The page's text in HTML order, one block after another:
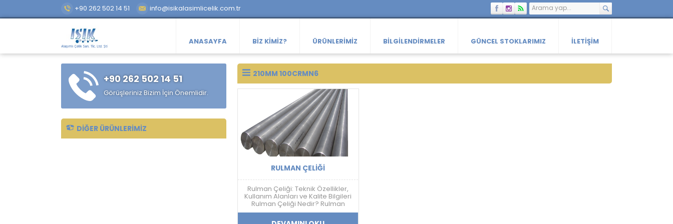
+90 262 502 14 51 info@isikalasimlicelik.com.tr
ANASAYFA BIZ KIMIZ? ÜRÜNLERIMIZ BILGILENDIRMELER GÜNCEL STOKLARIMIZ İLETIŞIM
210MM 100CRMN6
RULMAN ÇELIĞI
Rulman Çeliği: Teknik Özellikler,
Kullanım Alanları ve Kalite Bilgileri
Rulman Çeliği Nedir? Rulman
çeliği; yüksek sertlik, aşınma
dayanımı, yorulma direnci ve
+90 262 502 14 51
Görüşleriniz Bizim İçin Önemlidir.
DIĞER ÜRÜNLERIMIZ